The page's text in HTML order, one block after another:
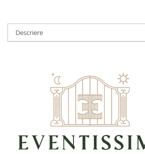
Descriere